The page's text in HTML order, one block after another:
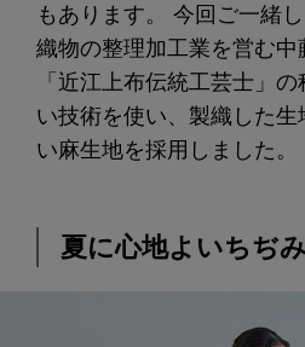
もあります。 今回ご一緒
織物の整理加工業を営む中
「近江上布伝統工芸士」
い技術を使い、製織した生
い麻生地を採用しました。
夏に心地よいちぢ